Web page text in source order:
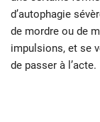
d’autophagie
de mordre ou de
impulsions, et se
de passer à l’acte.